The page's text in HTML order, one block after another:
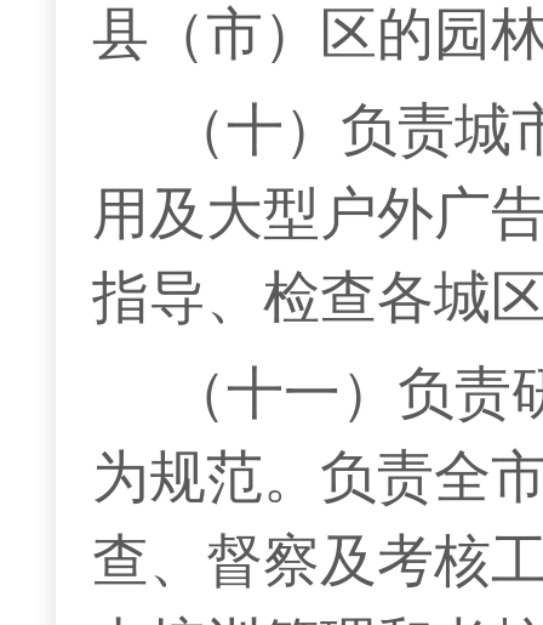
县（市）区的园
（十）负责
用及大型户外广
指导、检查各城
（十一）负
为规范。负责全
查、督察及考核